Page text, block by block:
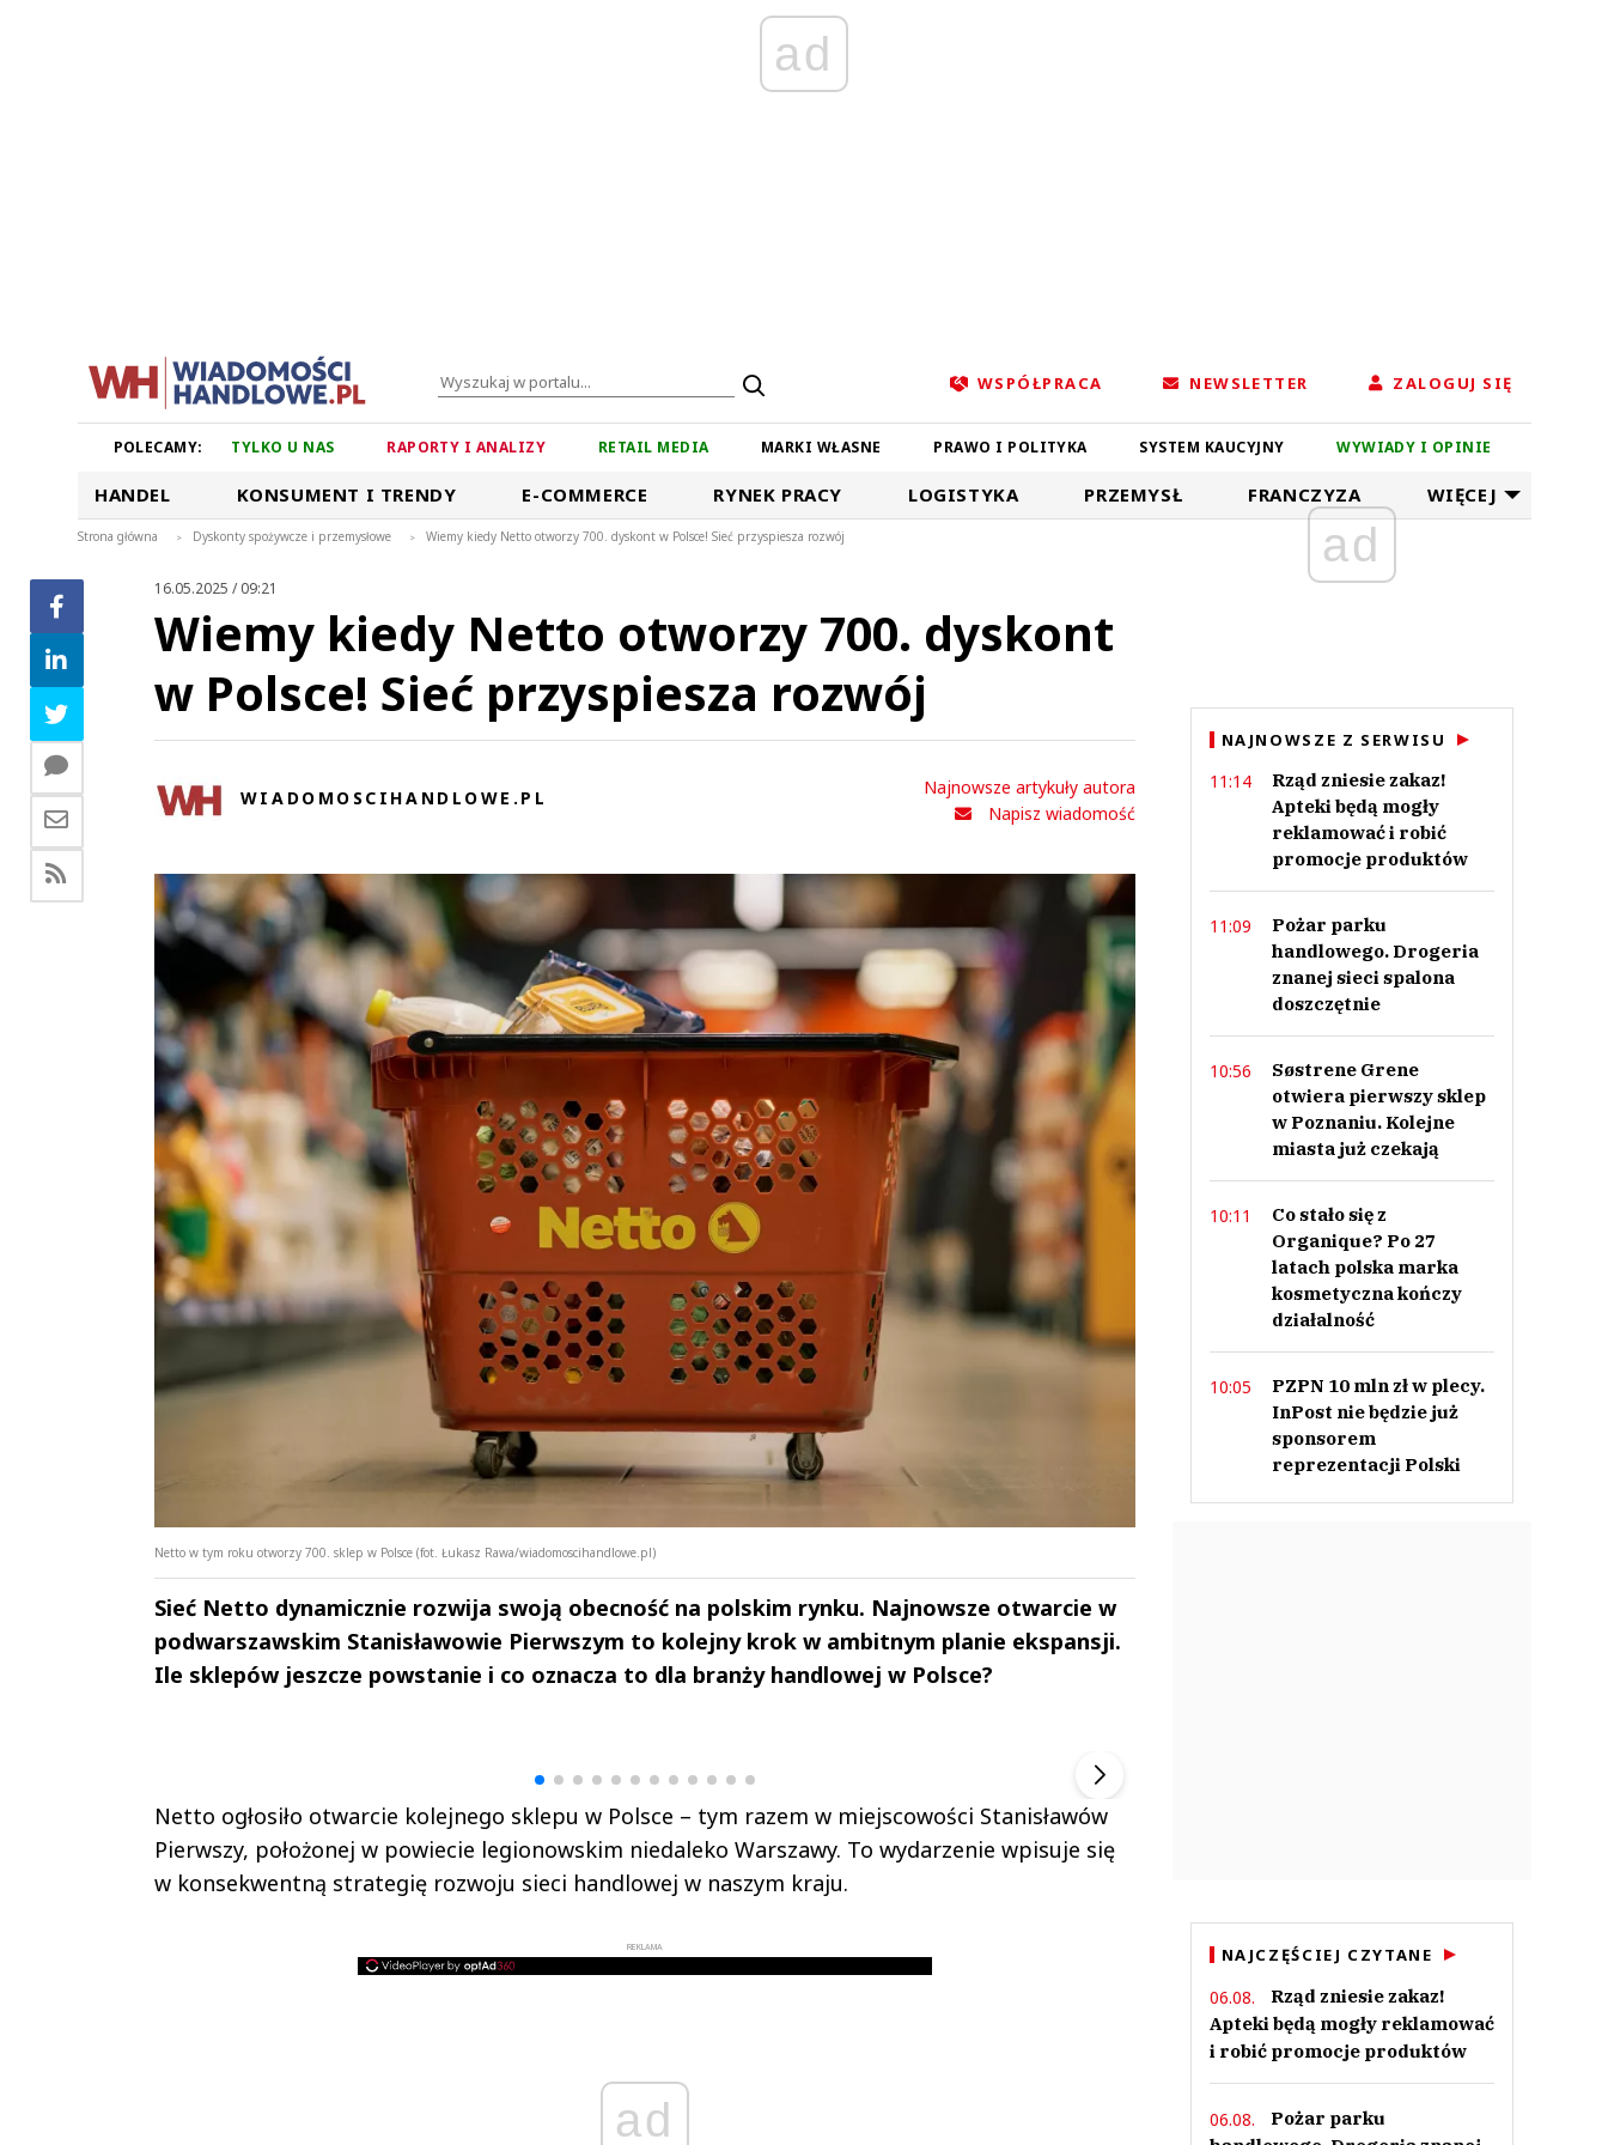
ad
WSPÓŁPRACA NEWSLETTER ZALOGUJ SIĘ
POLECAMY: TYLKO U NAS RAPORTY I ANALIZY RETAIL MEDIA MARKI WŁASNE PRAWO I POLITYKA SYSTEM KAUCYJNY WYWIADY I OPINIE
HANDEL KONSUMENT I TRENDY E-COMMERCE RYNEK PRACY LOGISTYKA PRZEMYSŁ FRANCZYZA WIĘCEJ
Strona główna > Dyskonty spożywcze i przemysłowe > Wiemy kiedy Netto otworzy 700. dyskont w Polsce! Sieć przyspiesza rozwój
16.05.2025 / 09:21
Wiemy kiedy Netto otworzy 700. dyskont
w Polsce! Sieć przyspiesza rozwój
WIADOMOSCIHANDLOWE.PL
Najnowsze artykuły autora
Napisz wiadomość
Netto w tym roku otworzy 700. sklep w Polsce (fot. Łukasz Rawa/wiadomoscihandlowe.pl)
Sieć Netto dynamicznie rozwija swoją obecność na polskim rynku. Najnowsze otwarcie w
podwarszawskim Stanisławowie Pierwszym to kolejny krok w ambitnym planie ekspansji.
Ile sklepów jeszcze powstanie i co oznacza to dla branży handlowej w Polsce?
Netto ogłosiło otwarcie kolejnego sklepu w Polsce – tym razem w miejscowości Stanisławów
Pierwszy, położonej w powiecie legionowskim niedaleko Warszawy. To wydarzenie wpisuje się
w konsekwentną strategię rozwoju sieci handlowej w naszym kraju.
REKLAMA
ad
ad
NAJNOWSZE Z SERWISU
11:14
Rząd zniesie zakaz!
Apteki będą mogły
reklamować i robić
promocje produktów
11:09
Pożar parku
handlowego. Drogeria
znanej sieci spalona
doszczętnie
10:56
Søstrene Grene
otwiera pierwszy sklep
w Poznaniu. Kolejne
miasta już czekają
10:11
Co stało się z
Organique? Po 27
latach polska marka
kosmetyczna kończy
działalność
10:05
PZPN 10 mln zł w plecy.
InPost nie będzie już
sponsorem
reprezentacji Polski
NAJCZĘŚCIEJ CZYTANE
06.08.
Rząd zniesie zakaz!
Apteki będą mogły reklamować
i robić promocje produktów
06.08.
Pożar parku